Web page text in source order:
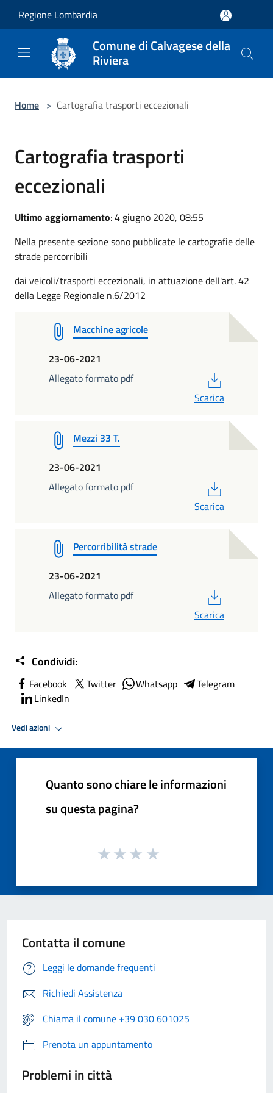
Regione Lombardia
Comune di Calvagese della
Riviera
Home > Cartografia trasporti eccezionali
Cartografia trasporti
eccezionali
Ultimo aggiornamento: 4 giugno 2020, 08:55
Nella presente sezione sono pubblicate le cartografie delle
strade percorribili
dai veicoli/trasporti eccezionali, in attuazione dell'art. 42
della Legge Regionale n.6/2012
Macchine agricole
23-06-2021
Allegato formato pdf
Scarica
Mezzi 33 T.
23-06-2021
Allegato formato pdf
Scarica
Percorribilità strade
23-06-2021
Allegato formato pdf
Scarica
Condividi:
Facebook Twitter Whatsapp
Telegram
LinkedIn
Vedi azioni
Quanto sono chiare le informazioni
su questa pagina?
Contatta il comune
Leggi le domande frequenti
Richiedi Assistenza
Chiama il comune +39 030 601025
Prenota un appuntamento
Problemi in città